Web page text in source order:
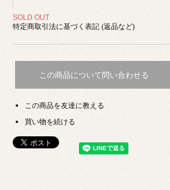
SOLD OUT
特定商取引法に基づく表記 (返品など)
この商品について問い合わせる
この商品を友達に教える
買い物を続ける